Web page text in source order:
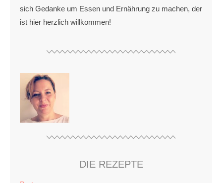
sich Gedanke um Essen und Ernährung zu machen, der
ist hier herzlich willkommen!
DIE REZEPTE